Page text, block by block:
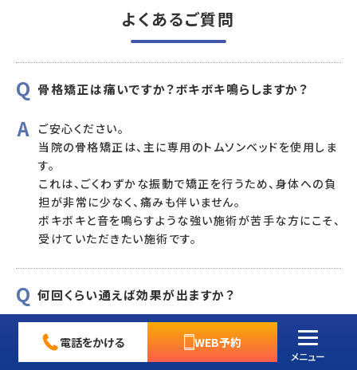
よくあるご質問
骨格矯正は痛いですか？ボキボキ鳴らしますか？
ご安心ください。
当院の骨格矯正は、主に専用のトムソンベッドを使用しま
す。
これは、ごくわずかな振動で矯正を行うため、身体への負
担が非常に少なく、痛みも伴いません。
ボキボキと音を鳴らすような強い施術が苦手な方にこそ、
受けていただきたい施術です。
何回くらい通えば効果が出ますか？
患者様のお身体の状態や、症状の深さ、生活習慣によって
異なります。
電話をかける WEB予約
メニュー